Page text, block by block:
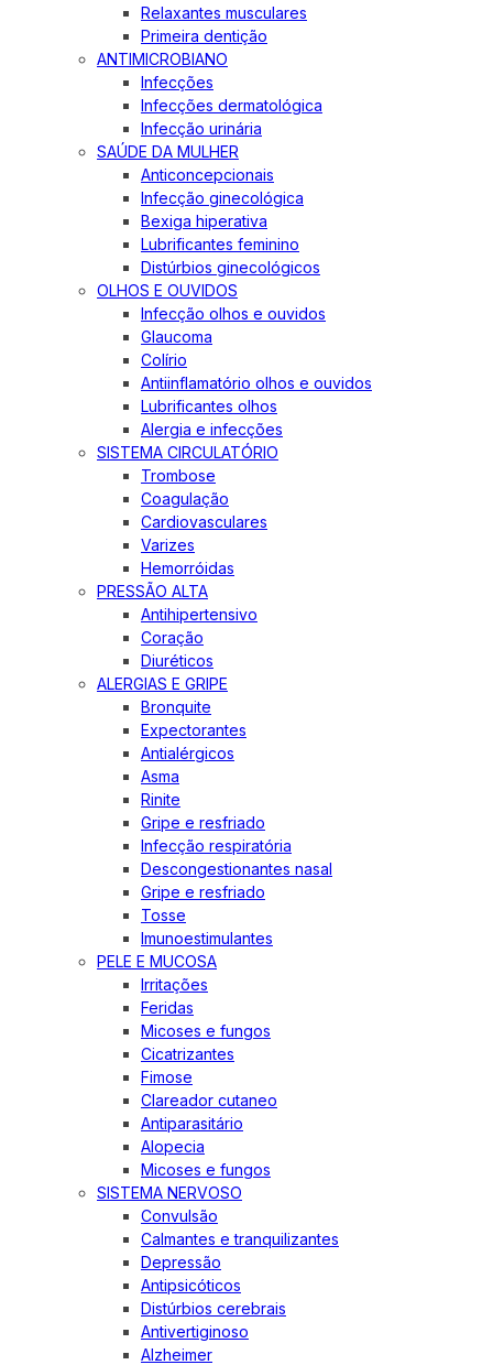
Relaxantes musculares
Primeira dentição
ANTIMICROBIANO
Infecções
Infecções dermatológica
Infecção urinária
SAÚDE DA MULHER
Anticoncepcionais
Infecção ginecológica
Bexiga hiperativa
Lubrificantes feminino
Distúrbios ginecológicos
OLHOS E OUVIDOS
Infecção olhos e ouvidos
Glaucoma
Colírio
Antiinflamatório olhos e ouvidos
Lubrificantes olhos
Alergia e infecções
SISTEMA CIRCULATÓRIO
Trombose
Coagulação
Cardiovasculares
Varizes
Hemorróidas
PRESSÃO ALTA
Antihipertensivo
Coração
Diuréticos
ALERGIAS E GRIPE
Bronquite
Expectorantes
Antialérgicos
Asma
Rinite
Gripe e resfriado
Infecção respiratória
Descongestionantes nasal
Gripe e resfriado
Tosse
Imunoestimulantes
PELE E MUCOSA
Irritações
Feridas
Micoses e fungos
Cicatrizantes
Fimose
Clareador cutaneo
Antiparasitário
Alopecia
Micoses e fungos
SISTEMA NERVOSO
Convulsão
Calmantes e tranquilizantes
Depressão
Antipsicóticos
Distúrbios cerebrais
Antivertiginoso
Alzheimer